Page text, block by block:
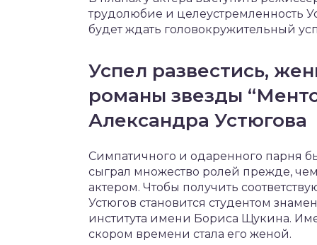
трудолюбие и целеустремленность
будет ждать головокружительный
Успел развестись,
романы звезды
Александра Устюгова
Симпатичного и одаренного парня
сыграл множество ролей прежде,
актером. Чтобы получить
Устюгов становится студентом
института имени Бориса Щукина.
скором времени стала его женой.